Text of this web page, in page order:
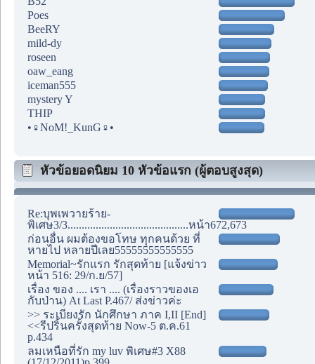
Poes
BeeRY
mild-dy
roseen
oaw_eang
iceman555
mystery Y
THIP
•♀NoM!_KunG♀•
หัวข้อยอดนิยม 10 หัวข้อแรก (ผู้ตอบสูงสุด)
Re:บุพเพวายร้าย-
พิเศษ3/3...........................................หน้า672,673
ก่อนอื่น ผมต้องขอโทษ ทุกคนด้วย ที่
หายไป หลายปีเลย55555555555555
Memorial~รักแรก รักสุดท้าย [แจ้งข่าว
หน้า 516: 29/ก.ย/57]
เรื่อง ของ .... เรา .... (เรื่องราวของเอ
กับป่าน) At Last P.467/ ส่งข่าวค่ะ
>> ระเบียงรัก นักศึกษา ภาค I,II [End]
<<รีปริ้นครั้งสุดท้าย Now-5 ต.ค.61
p.434
ลมเหนือที่รัก my luv พิเศษ#3 X88